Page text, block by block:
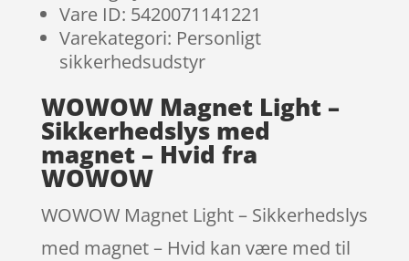
Vare ID: 5420071141221
Varekategori: Personligt
sikkerhedsudstyr
WOWOW Magnet Light –
Sikkerhedslys med
magnet – Hvid fra
WOWOW
WOWOW Magnet Light – Sikkerhedslys
med magnet – Hvid kan være med til